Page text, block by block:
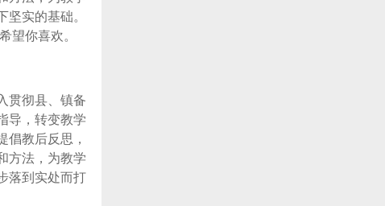
实的基础。
望你喜欢。
贯彻县、镇备
导，转变教学
倡教后反思，
方法，为教学
落到实处而打